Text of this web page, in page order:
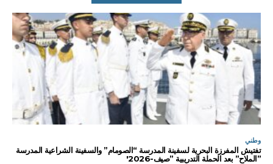
وطني
تفتيش المفرزة البحرية لسفينة المدرسة “الصومام” والسفينة الشراعية المدرسة
”الملاح” بعد الحملة التدريبية ”صيف-2026′